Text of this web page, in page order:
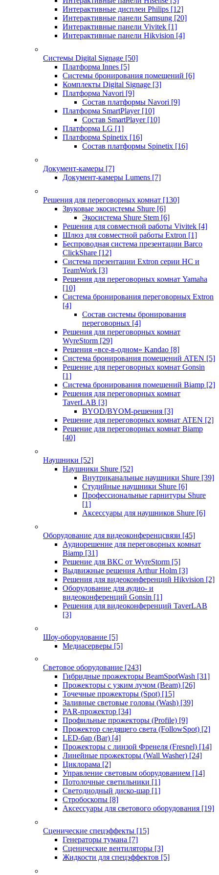
Интерактивные дисплеи Philips [12]
Интерактивные панели Samsung [20]
Интерактивные панели Vivitek [1]
Интерактивные панели Hikvision [4]
Системы Digital Signage [50]
Платформа Innes [5]
Системы бронирования помещений [6]
Комплекты Digital Signage [3]
Платформа Navori [9]
Состав платформы Navori [9]
Платформа SmartPlayer [10]
Состав SmartPlayer [10]
Платформа LG [1]
Платформа Spinetix [16]
Состав платформы Spinetix [16]
Документ-камеры [7]
Документ-камеры Lumens [7]
Решения для переговорных комнат [130]
Звуковые экосистемы Shure [6]
Экосистема Shure Stem [6]
Решения для совместной работы Vivitek [4]
Шлюз для совместной работы Extron [1]
Беспроводная система презентации Barco
ClickShare [12]
Система презентации Extron серии HC и
TeamWork [3]
Решения для переговорных комнат Yamaha
[10]
Система бронирования переговорных Extron
[4]
Состав системы бронирования
переговорных [4]
Решения для переговорных комнат
WyreStorm [29]
Решения «все-в-одном» Kandao [8]
Система бронирования помещений ATEN [5]
Решение для переговорных комнат Gonsin
[1]
Система бронирования помещений Biamp [2]
Решения для переговорных комнат
TaverLAB [3]
BYOD/BYOM-решения [3]
Решение для переговорных комнат ATEN [2]
Решение для переговорных комнат Biamp
[40]
Наушники [52]
Наушники Shure [52]
Внутриканальные наушники Shure [39]
Студийные наушники Shure [6]
Профессиональные гарнитуры Shure
[1]
Аксессуары для наушников Shure [6]
Оборудование для видеоконференцсвязи [45]
Аудиорешение для переговорных комнат
Biamp [31]
Решение для ВКС от WyreStorm [5]
Выдвижные решения Arthur Holm [3]
Решения для видеоконференций Hikvision [2]
Оборудование для аудио- и
видеоконференций Gonsin [1]
Решения для видеоконференций TaverLAB
[3]
Шоу-оборудование [5]
Медиасерверы [5]
Световое оборудование [243]
Гибридные прожекторы BeamSpotWash [31]
Прожекторы с узким лучом (Beam) [26]
Точечные прожекторы (Spot) [15]
Заливные световые головы (Wash) [39]
PAR-прожектор [34]
Профильные прожекторы (Profile) [9]
Прожектор следящего света (FollowSpot) [2]
LED-бар (Bar) [4]
Прожекторы с линзой Френеля (Fresnel) [14]
Линейные прожекторы (Wall Washer) [24]
Циклорама [2]
Управление световым оборудованием [14]
Потолочные светильники [1]
Светодиодный диско-шар [1]
Стробоскопы [8]
Аксессуары для светового оборудования [19]
Сценические спецэффекты [15]
Генераторы тумана [7]
Сценические вентиляторы [3]
Жидкости для спецэффектов [5]